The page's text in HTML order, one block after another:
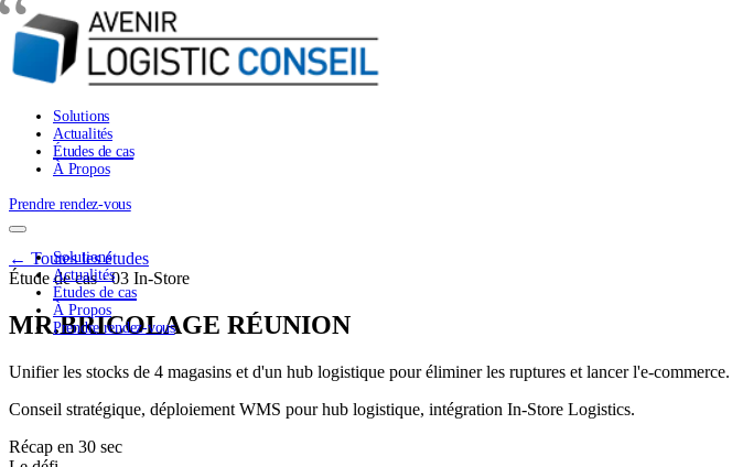
Solutions
Actualités
Études de cas
À Propos
Prendre rendez-vous
Solutions
Actualités
Études de cas
À Propos
Prendre rendez-vous
← Toutes les études
Étude de cas · 03 In-Store
MR.BRICOLAGE RÉUNION
Unifier les stocks de 4 magasins et d'un hub logistique pour éliminer les ruptures et lancer l'e-commerce.
Conseil stratégique, déploiement WMS pour hub logistique, intégration In-Store Logistics.
Récap en 30 sec